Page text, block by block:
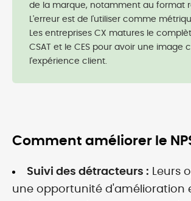
de la marque, notamment au format
L'erreur est de l'utiliser comme
Les entreprises CX matures le
CSAT et le CES pour avoir une image
l'expérience client.
Comment améliorer le
Suivi des détracteurs : Leurs
une opportunité d'amélioration